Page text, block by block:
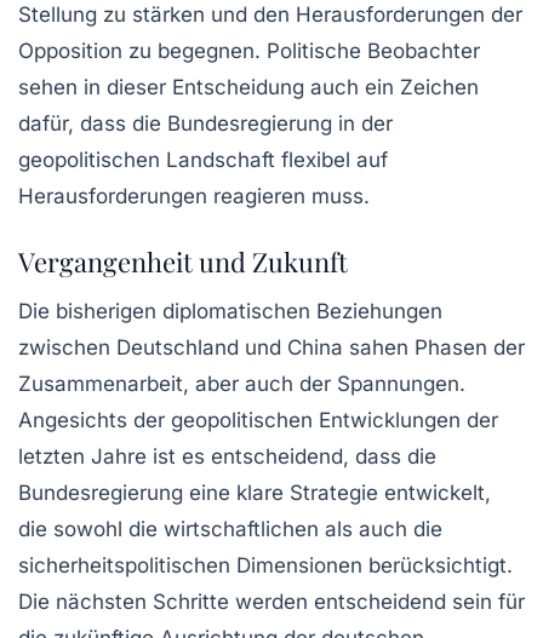
Stellung zu stärken und den Herausforderungen der
Opposition zu begegnen. Politische Beobachter
sehen in dieser Entscheidung auch ein Zeichen
dafür, dass die Bundesregierung in der
geopolitischen Landschaft flexibel auf
Herausforderungen reagieren muss.
Vergangenheit und Zukunft
Die bisherigen diplomatischen Beziehungen
zwischen Deutschland und China sahen Phasen der
Zusammenarbeit, aber auch der Spannungen.
Angesichts der geopolitischen Entwicklungen der
letzten Jahre ist es entscheidend, dass die
Bundesregierung eine klare Strategie entwickelt,
die sowohl die wirtschaftlichen als auch die
sicherheitspolitischen Dimensionen berücksichtigt.
Die nächsten Schritte werden entscheidend sein für